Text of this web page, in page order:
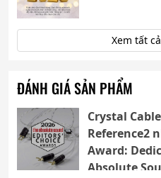
Xem tất
ĐÁNH GIÁ SẢN PHẨM
Crystal
Reference2
Award:
Absolute